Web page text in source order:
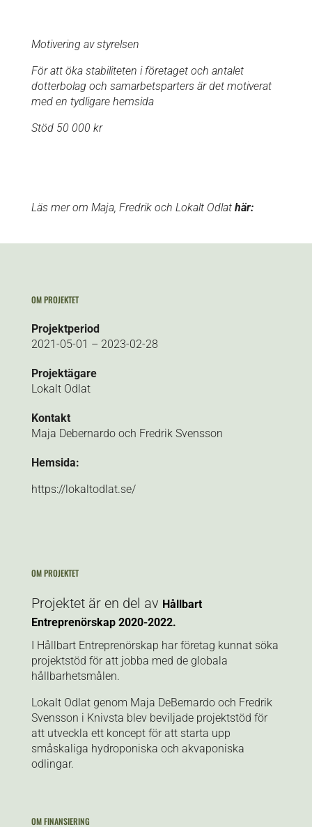
Motivering av styrelsen
För att öka stabiliteten i företaget och antalet
dotterbolag och samarbetsparters är det motiverat
med en tydligare hemsida
Stöd 50 000 kr
Läs mer om Maja, Fredrik och Lokalt Odlat här:
OM PROJEKTET
Projektperiod
2021-05-01 – 2023-02-28
Projektägare
Lokalt Odlat
Kontakt
Maja Debernardo och Fredrik Svensson
Hemsida:
https://lokaltodlat.se/
OM PROJEKTET
Projektet är en del av Hållbart
Entreprenörskap 2020-2022.
I Hållbart Entreprenörskap har företag kunnat söka
projektstöd för att jobba med de globala
hållbarhetsmålen.
Lokalt Odlat genom Maja DeBernardo och Fredrik
Svensson i Knivsta blev beviljade projektstöd för
att utveckla ett koncept för att starta upp
småskaliga hydroponiska och akvaponiska
odlingar.
OM FINANSIERING